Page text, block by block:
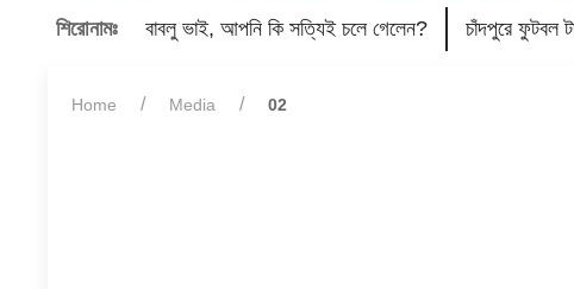
শিরোনামঃ বাবলু ভাই, আপনি কি সত্যিই চলে গেলেন? চাঁদপুরে ফুটবল
Home Media 02